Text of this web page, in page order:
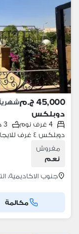
45,000 ج.م شهرياً
دوبلكس
4 غرف نوم 3 حمامات
مفروش
نعم
جنوب الاكاديمية،
مكالمة